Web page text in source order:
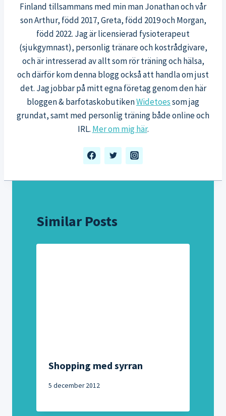
Finland tillsammans med min man Jonathan och vår
son Arthur, född 2017, Greta, född 2019 och Morgan,
född 2022. Jag är licensierad fysioterapeut
(sjukgymnast), personlig tränare och kostrådgivare,
och är intresserad av allt som rör träning och hälsa,
och därför kom denna blogg också att handla om just
det. Jag jobbar på mitt egna företag genom den här
bloggen & barfotaskobutikenWidetoessom jag
grundat, samt med personlig träning både online och
IRL. Mer om mig här.
Similar Posts
Shopping med syrran
5 december 2012